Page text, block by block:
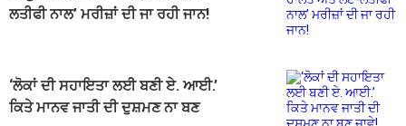
ਲਤੀਫੀ ਨਾਲ’ ਮਰੀਜ਼ਾਂ ਦੀ ਜਾ ਰਹੀ ਜਾਨ!
‘ਲੋਕਾਂ ਦੀ ਸਹਾਇਤਾ ਲਈ ਬਣੀ ਏ. ਆਈ.’
ਕਿਤੇ ਮਾਨਵ ਜਾਤੀ ਦੀ ਦੁਸ਼ਮਣ ਨਾ ਬਣ